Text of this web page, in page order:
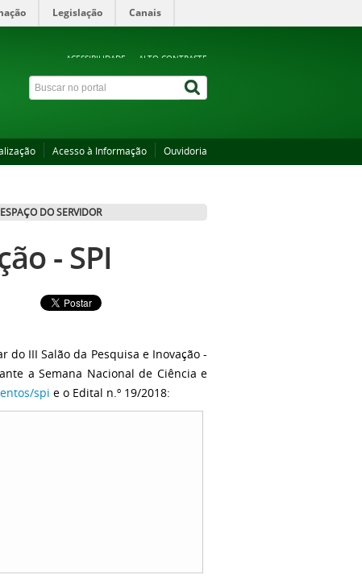
Legislação Canais
ACESSIBILIDADE ALTO CONTRASTE
Acesso à Informação Ouvidoria
ESPAÇO DO SERVIDOR
- SPI
III Salão da Pesquisa e Inovação -
a Semana Nacional de Ciência e
spi e o Edital n.º 19/2018: